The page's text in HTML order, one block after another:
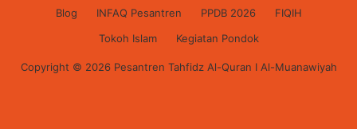
Blog INFAQ Pesantren PPDB 2026
FIQIH
Tokoh Islam
Kegiatan Pondok
Copyright © 2026 Pesantren Tahfidz Al-Quran I Al-Muanawiyah